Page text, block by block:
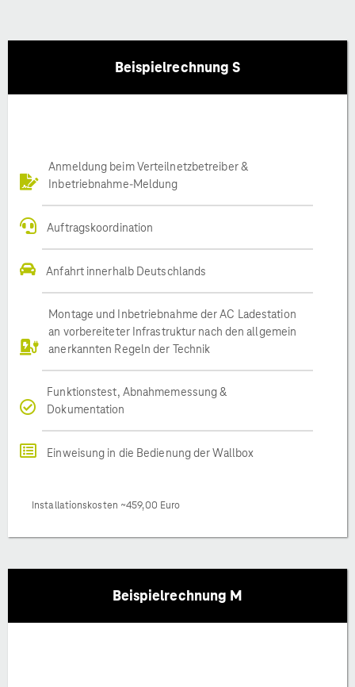
Beispielrechnung S
Anmeldung beim Verteilnetzbetreiber &
Inbetriebnahme-Meldung
Auftragskoordination
Anfahrt innerhalb Deutschlands
Montage und Inbetriebnahme der AC Ladestation
an vorbereiteter Infrastruktur nach den allgemein
anerkannten Regeln der Technik
Funktionstest, Abnahmemessung &
Dokumentation
Einweisung in die Bedienung der Wallbox
Installationskosten ~459,00 Euro
Beispielrechnung M